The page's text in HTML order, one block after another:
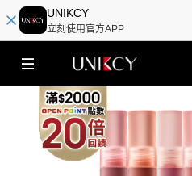
UNIKCY
立刻使用官方APP